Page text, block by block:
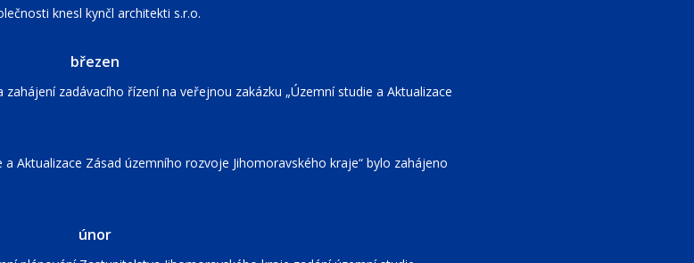
knesl kynčl architekti s.r.o.
březen
zadávacího řízení na veřejnou zakázku „Územní studie a Aktualizace
Aktualizace Zásad územního rozvoje Jihomoravského kraje“ bylo zahájeno
únor